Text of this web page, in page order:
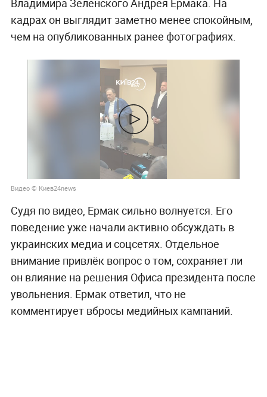
Владимира Зеленского Андрея Ермака. На
кадрах он выглядит заметно менее спокойным,
чем на опубликованных ранее фотографиях.
Видео © Киев24news
Судя по видео, Ермак сильно волнуется. Его
поведение уже начали активно обсуждать в
украинских медиа и соцсетях. Отдельное
внимание привлёк вопрос о том, сохраняет ли
он влияние на решения Офиса президента после
увольнения. Ермак ответил, что не
комментирует вбросы медийных кампаний.